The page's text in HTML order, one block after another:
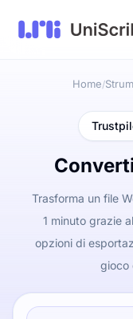
Home/
Trasforma un file
1 minuto grazie
opzioni di
gioco